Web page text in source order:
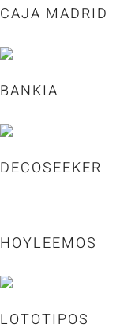
CAJA MADRID
BANKIA
DECOSEEKER
HOYLEEMOS
LOTOTIPOS